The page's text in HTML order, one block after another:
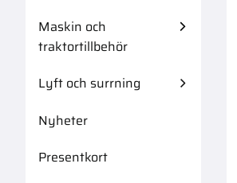
Maskin och
traktortillbehör
Lyft och surrning
Nyheter
Presentkort